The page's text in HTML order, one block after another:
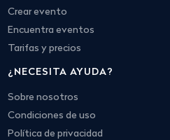
Crear evento
Encuentra eventos
Tarifas y precios
¿NECESITA AYUDA?
Sobre nosotros
Condiciones de uso
Política de privacidad